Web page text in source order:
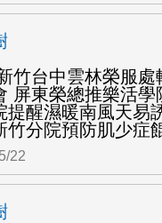
竹台中雲林榮服處
屏東榮總推樂活學
提醒濕暖南風天易
竹分院預防肌少症
22